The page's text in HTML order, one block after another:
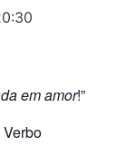
em amor!”